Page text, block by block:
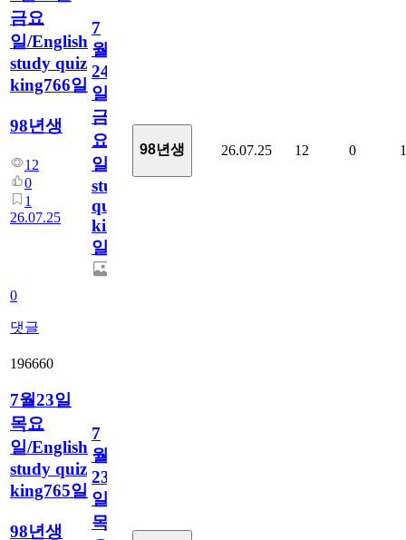
금요
일/English
study quiz
king766일
98년생
12
0
1
26.07.25
0
댓글
7
월
24
일
금
요
일/English
study
quiz
king766
일
98년생 26.07.25 12 0 1
196660
7월23일
목요
일/English
study quiz
king765일
98년생
7
월
23
일
목